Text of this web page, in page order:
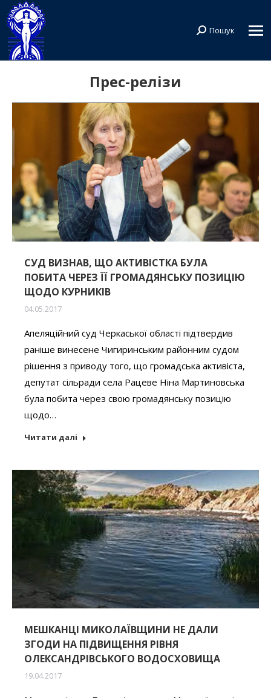
Search:
Пошук
Прес-релізи
СУД ВИЗНАВ, ЩО АКТИВІСТКА БУЛА
ПОБИТА ЧЕРЕЗ ЇЇ ГРОМАДЯНСЬКУ ПОЗИЦІЮ
ЩОДО КУРНИКІВ
04.05.2017
Апеляційний суд Черкаської області підтвердив
раніше винесене Чигиринським районним судом
рішення з приводу того, що громадська активіста,
депутат сільради села Рацеве Ніна Мартиновська
була побита через свою громадянську позицію
щодо…
Читати далі
МЕШКАНЦІ МИКОЛАЇВЩИНИ НЕ ДАЛИ
ЗГОДИ НА ПІДВИЩЕННЯ РІВНЯ
ОЛЕКСАНДРІВСЬКОГО ВОДОСХОВИЩА
19.04.2017